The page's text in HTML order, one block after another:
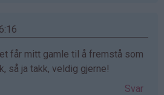
får mitt gamle til å fremstå som
så ja takk, veldig gjerne!
Svar